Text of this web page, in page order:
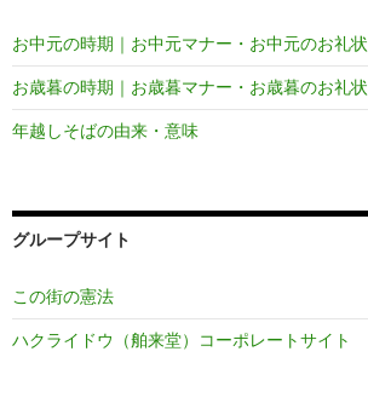
お中元の時期｜お中元マナー・お中元のお礼状
お歳暮の時期｜お歳暮マナー・お歳暮のお礼状
年越しそばの由来・意味
グループサイト
この街の憲法
ハクライドウ（舶来堂）コーポレートサイト